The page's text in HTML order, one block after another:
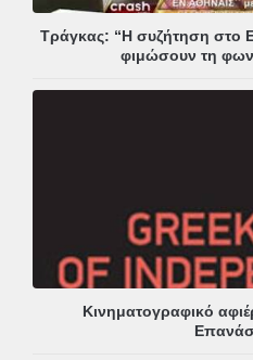
Τράγκας: “Η συζήτηση στο
φιμώσουν τη
Κινηματογραφικό